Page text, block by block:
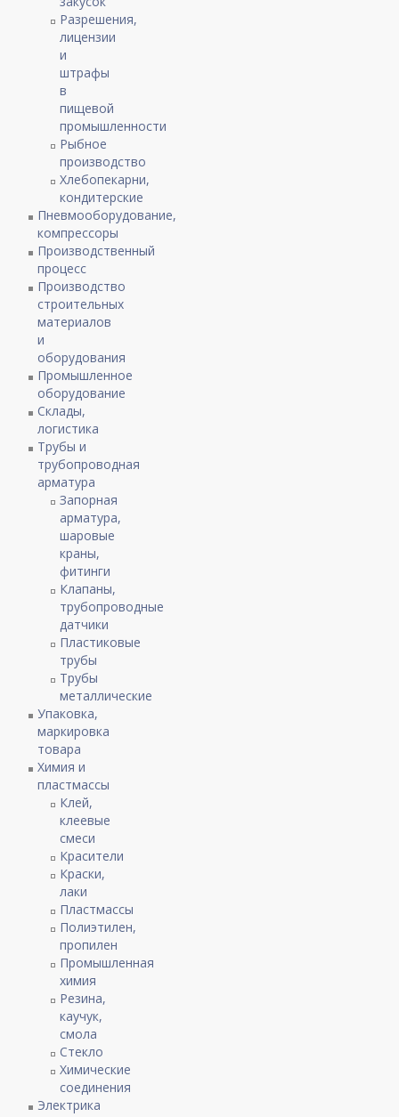
Разрешения,
лицензии
и
штрафы
в
пищевой
промышленности
Рыбное
производство
Хлебопекарни,
кондитерские
Пневмооборудование,
компрессоры
Производственный
процесс
Производство
строительных
материалов
и
оборудования
Промышленное
оборудование
Склады,
логистика
Трубы и
трубопроводная
арматура
Запорная
арматура,
шаровые
краны,
фитинги
Клапаны,
трубопроводные
датчики
Пластиковые
трубы
Трубы
металлические
Упаковка,
маркировка
товара
Химия и
пластмассы
Клей,
клеевые
смеси
Красители
Краски,
лаки
Пластмассы
Полиэтилен,
пропилен
Промышленная
химия
Резина,
каучук,
смола
Стекло
Химические
соединения
Электрика